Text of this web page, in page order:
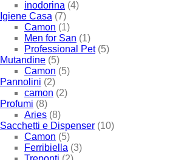
inodorina (4)
Igiene Casa (7)
Camon (1)
Men for San (1)
Professional Pet (5)
Mutandine (5)
Camon (5)
Pannolini (2)
camon (2)
Profumi (8)
Aries (8)
Sacchetti e Dispenser (10)
Camon (5)
Ferribiella (3)